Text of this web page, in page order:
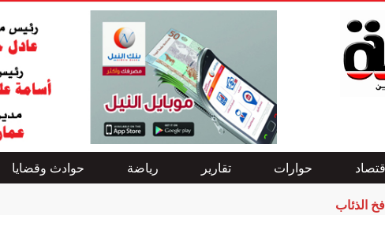
حوارات تقارير رياضة حوادث وقضايا
الذئاب